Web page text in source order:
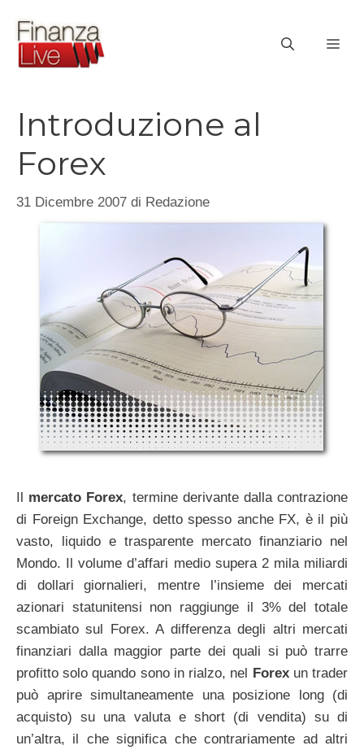
contenuto
Introduzione al
Forex
31 Dicembre 2007 di Redazione
mercato Forex, termine derivante dalla contrazione
di Foreign Exchange, detto spesso anche FX, è il più
vasto, liquido e trasparente mercato finanziario nel
Mondo. Il volume d’affari medio supera 2 mila miliardi
di dollari giornalieri, mentre l’insieme dei mercati
azionari statunitensi non raggiunge il 3% del totale
scambiato sul Forex. A differenza degli altri mercati
finanziari dalla maggior parte dei quali si può trarre
profitto solo quando sono in rialzo, nel
Forexun trader
può aprire simultaneamente una posizione long (di
acquisto) su una valuta e short (di vendita) su di
un’altra, il che significa che contrariamente ad altri